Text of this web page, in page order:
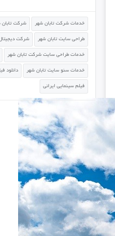
خدمات شرکت تابان شهر شرکت تابان
طراحی سایت تابان شهر شرکت
خدمات طراحی سایت شرکت تابان شهر
خدمات سئو سایت تابان شهر دانلود
فیلم سینمایی ایرانی